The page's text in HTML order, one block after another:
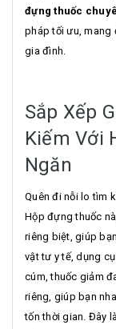
đựng thuốc
pháp tối ưu, mang
gia đình.
Sắp Xếp
Kiếm Với
Ngăn
Quên đi nỗi lo tìm
Hộp đựng thuốc
riêng biệt, giúp
vật tư y tế, dụng
cúm, thuốc giảm
riêng, giúp bạn
tốn thời gian. Đây